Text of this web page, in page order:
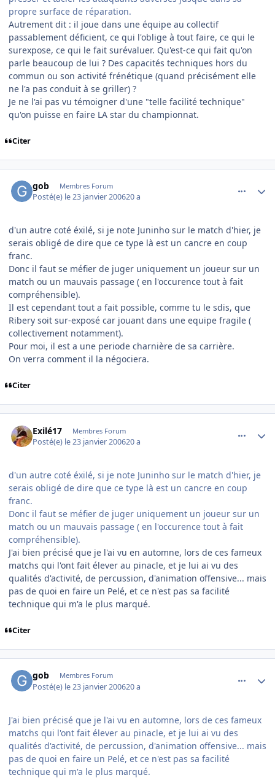
propre surface de réparation.
Autrement dit : il joue dans une équipe au collectif
passablement déficient, ce qui l'oblige à tout faire, ce qui le
surexpose, ce qui le fait surévaluer. Qu'est-ce qui fait qu'on
parle beaucoup de lui ? Des capacités techniques hors du
commun ou son activité frénétique (quand précisément elle
ne l'a pas conduit à se griller) ?
Je ne l'ai pas vu témoigner d'une "telle facilité technique"
qu'on puisse en faire LA star du championnat.
Citer
gob Membres Forum
Posté(e) le 23 janvier 200620 a
d'un autre coté éxilé, si je note Juninho sur le match d'hier, je
serais obligé de dire que ce type là est un cancre en coup
franc.
Donc il faut se méfier de juger uniquement un joueur sur un
match ou un mauvais passage ( en l'occurence tout à fait
compréhensible).
Il est cependant tout a fait possible, comme tu le sdis, que
Ribery soit sur-exposé car jouant dans une equipe fragile (
collectivement notamment).
Pour moi, il est a une periode charnière de sa carrière.
On verra comment il la négociera.
Citer
Exilé17 Membres Forum
Posté(e) le 23 janvier 200620 a
d'un autre coté éxilé, si je note Juninho sur le match d'hier, je
serais obligé de dire que ce type là est un cancre en coup
franc.
Donc il faut se méfier de juger uniquement un joueur sur un
match ou un mauvais passage ( en l'occurence tout à fait
compréhensible).
J'ai bien précisé que je l'ai vu en automne, lors de ces fameux
matchs qui l'ont fait élever au pinacle, et je lui ai vu des
qualités d'activité, de percussion, d'animation offensive... mais
pas de quoi en faire un Pelé, et ce n'est pas sa facilité
technique qui m'a le plus marqué.
Citer
gob Membres Forum
Posté(e) le 23 janvier 200620 a
J'ai bien précisé que je l'ai vu en automne, lors de ces fameux
matchs qui l'ont fait élever au pinacle, et je lui ai vu des
qualités d'activité, de percussion, d'animation offensive... mais
pas de quoi en faire un Pelé, et ce n'est pas sa facilité
technique qui m'a le plus marqué.